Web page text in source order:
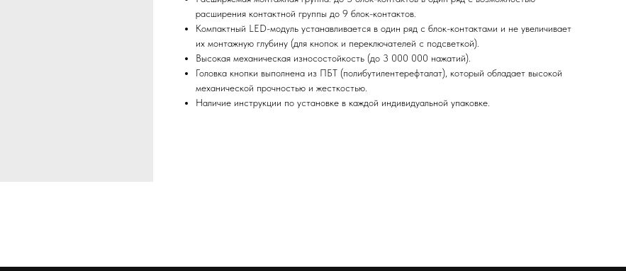
расширения контактной группы до 9 блок-контактов.
Компактный LED-модуль устанавливается в один ряд с блок-контактами и не увеличивает
их монтажную глубину (для кнопок и переключателей с подсветкой).
Высокая механическая износостойкость (до 3 000 000 нажатий).
Головка кнопки выполнена из ПБТ (полибутилентерефталат), который обладает высокой
механической прочностью и жесткостью.
Наличие инструкции по установке в каждой индивидуальной упаковке.